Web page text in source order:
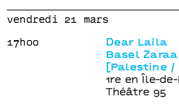
vendredi 21 mars
17h00
Dear Laila
Basel Zaraa
[Palestine /
1re en Île-
Théâtre 95